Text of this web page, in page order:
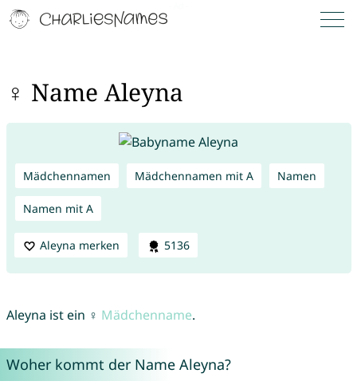
♀ Name Aleyna
Mädchennamen Mädchennamen mit A Namen
Namen mit A
Aleyna merken 5136
Aleyna ist ein ♀ Mädchenname.
Woher kommt der Name Aleyna?